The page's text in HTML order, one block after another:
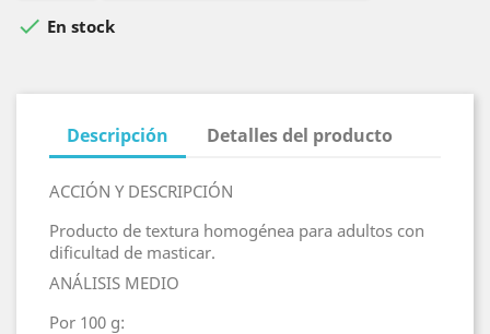
 En stock
Descripción Detalles del producto
ACCIÓN Y DESCRIPCIÓN
Producto de textura homogénea para adultos con
dificultad de masticar.
ANÁLISIS MEDIO
Por 100 g: